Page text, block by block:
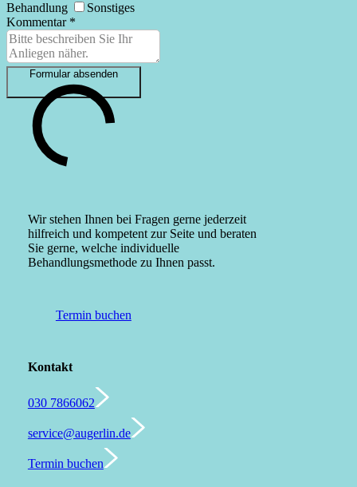
Behandlung
Sonstiges
Kommentar *
Formular absenden
Wir stehen Ihnen bei Fragen gerne jederzeit
hilfreich und kompetent zur Seite und beraten
Sie gerne, welche individuelle
Behandlungsmethode zu Ihnen passt.
Termin buchen
Kontakt
030 7866062
service@augerlin.de
Termin buchen